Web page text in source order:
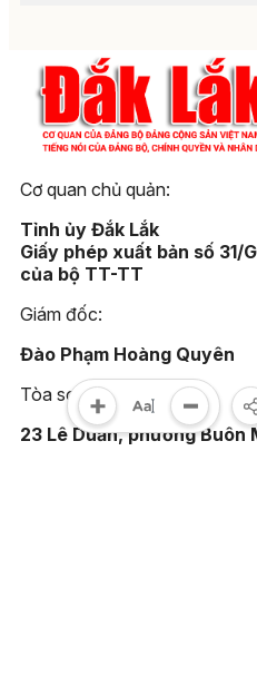
Cơ quan chủ quản:
Tỉnh ủy Đắk Lắk
Giấy phép xuất bản số 31/
của bộ TT-TT
Giám đốc:
Đào Phạm Hoàng Quyên
Tòa soạn:
23 Lê Duẩn, phường